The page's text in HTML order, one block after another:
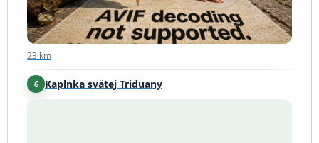
23 km
6 Kaplnka svätej Triduany